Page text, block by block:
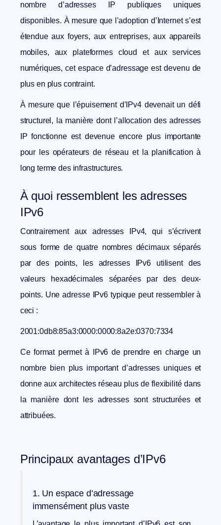
nombre d’adresses IP publiques uniques
disponibles. À mesure que l’adoption d’Internet s’est
étendue aux foyers, aux entreprises, aux appareils
mobiles, aux plateformes cloud et aux services
numériques, cet espace d’adressage est devenu de
plus en plus contraint.
À mesure que l’épuisement d’IPv4devenait un défi
structurel, la manière dont l’allocation des adresses
IP fonctionne est devenue encore plus importante
pour les opérateurs de réseau et la planification à
long terme des infrastructures.
À quoi ressemblent les adresses
IPv6
Contrairement aux adresses IPv4, qui s’écrivent
sous forme de quatre nombres décimaux séparés
par des points, les adresses IPv6 utilisent des
valeurs hexadécimales séparées par des deux-
points. Une adresse IPv6 typique peut ressembler à
ceci :
2001:0db8:85a3:0000:0000:8a2e:0370:7334
Ce format permet à IPv6 de prendre en charge un
nombre bien plus important d’adresses uniques et
donne aux architectes réseau plus de flexibilité dans
la manière dont les adresses sont structurées et
attribuées.
Principaux avantages d’IPv6
1. Un espace d’adressage
immensément plus vaste